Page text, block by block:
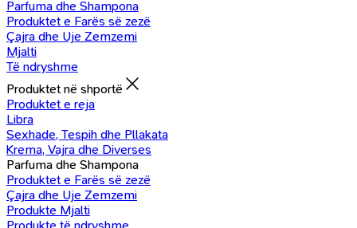
Parfuma dhe Shampona
Produktet e Farës së zezë
Çajra dhe Uje Zemzemi
Mjalti
Të ndryshme
Produktet në shportë
Produktet e reja
Libra
Sexhade, Tespih dhe Pllakata
Krema, Vajra dhe Diverses
Parfuma dhe Shampona
Produktet e Farës së zezë
Çajra dhe Uje Zemzemi
Produkte Mjalti
Produkte të ndryshme